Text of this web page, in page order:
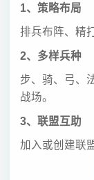
1、策略布局
排兵布阵、精
2、多样兵种
步、骑、弓、
战场。
3、联盟互助
加入或创建联